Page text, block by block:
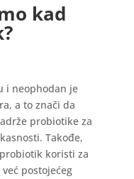
kad
i neophodan je
a to znači da
probiotike za
Takođe,
koristi za
postojećeg